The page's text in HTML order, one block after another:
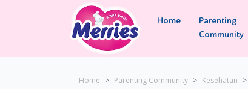
Home
Parenting
Community
Home Parenting Community Kesehatan